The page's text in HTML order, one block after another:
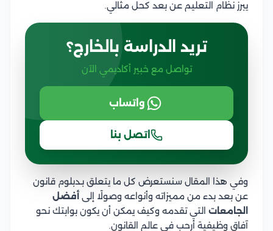
يبرز نظام التعليم عن بعد كحل مثالي.
تريد الدراسة بالخارج؟
تواصل مع خبير أكاديمي الآن
واتساب
اتصل بنا
وفي هذا المقال سنستعرض كل ما يتعلق بـدبلوم قانون
عن بعد بدء من مميزاته وأنواعه وصولًا إلى أفضل
الجامعات التي تقدمه وكيف يمكن أن يكون بوابتك نحو
آفاق وظيفية أرحب في عالم القانون.